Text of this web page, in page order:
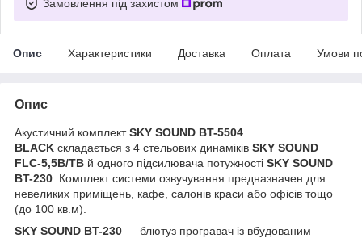
Замовлення під захистом
Опис Характеристики Доставка Оплата Умови
Опис
Акустичний комплектSKY SOUND BT-5504
BLACK складається з 4 стельових динаміків SKY SOUND
FLC-5,5B/TB й одного підсилювача потужності SKY SOUND
BT-230 Комплект системи озвучування предназначен для
невеликих приміщень, кафе, салонів краси або офісів тощо
(до 100 кв.м).
SKY SOUND BT-230 — блютуз програвач із вбудованим